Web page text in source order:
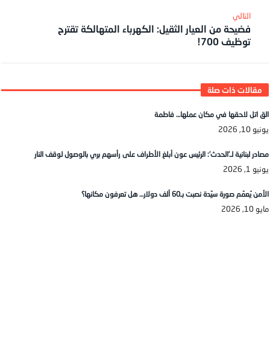
‎التالي
فضيحة من العيار الثقيل: الكهرباء المتهالكة تقترح
توظيف 700!
الق اتل لاحقها في مكان عملها… فاطمة
يونيو 10, 2026
مصادر لبنانية لـ’الحدث’: الرئيس عون أبلغ الأطراف على رأسهم بري بالوصول لوقف النار
يونيو 1, 2026
الأمن يُعمّم صورة سيّدة نصبت بـ60 ألف دولار… هل تعرفون مكانها؟
مايو 10, 2026